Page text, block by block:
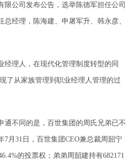
限公司发布公告，选举陈德军担任公司
经理，陈海建、申屠军升、韩永彦、
经理人，在现代化管理制度转型的同
了从家族管理到职业经理人管理的过
通不同的是，百世集团的周氏兄弟已不
7月31日，百世集团CEO兼总裁周韶宁
的投票权；弟弟周韶建持有682171